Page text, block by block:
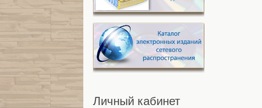
Личный кабинет